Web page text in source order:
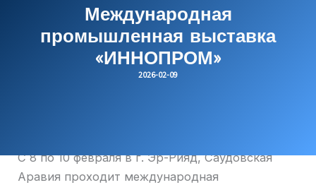
Международная
промышленная выставка
«ИННОПРОМ»
2026-02-09
С 8 по 10 февраля в г. Эр-Рияд, Саудовская
Аравия проходит международная